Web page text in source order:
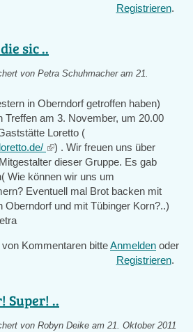
Registrieren.
sic ..
von Petra Schuhmacheram 21.
in Oberndorf getroffen haben)
Treffen am 3. November, um 20.00
Loretto (
(link
is
external)
) . Wir freuen uns über
dieser Gruppe. Es gab
Wie können wir uns um
Eventuell mal Brot backen mit
Oberndorf und mit Tübinger Korn?..)
Kommentaren bitteAnmelden oder
Registrieren.
Super! ..
von Robyn Deike am 21. Oktober 2011